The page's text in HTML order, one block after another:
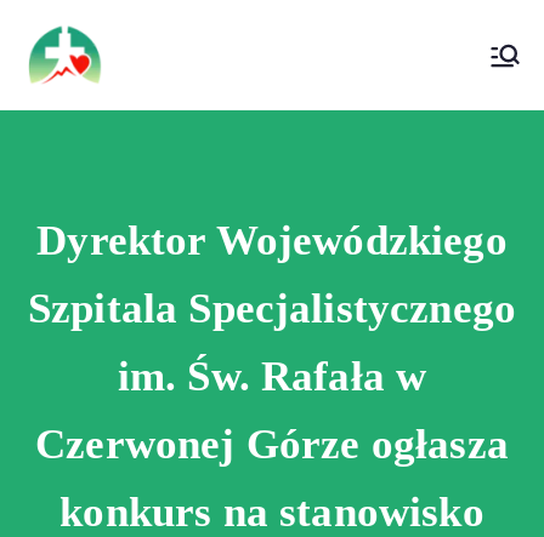
Wojewódzki Szpital Specjalistyczny im.
Św. Rafała w Czerwonej Górze
Dyrektor Wojewódzkiego
Szpitala Specjalistycznego
im. Św. Rafała w
Czerwonej Górze ogłasza
konkurs na stanowisko